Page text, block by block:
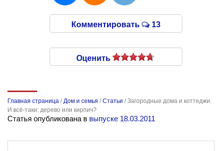
Комментировать 13
Оценить
Главная страница /Дом и семья /Статьи /Загородные дома и коттеджи.
И всё-таки: дерево или кирпич?
Статья опубликована в выпуске 18.03.2011